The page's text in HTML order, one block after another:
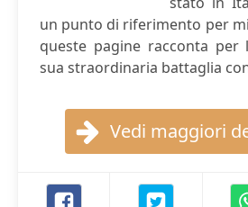
un punto di riferimento per
queste pagine racconta
sua straordinaria battaglia
Vedi maggiori